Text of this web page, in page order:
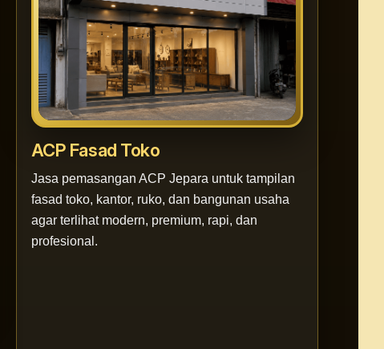
ACP Fasad Toko
Jasa pemasangan ACP Jepara untuk tampilan
fasad toko, kantor, ruko, dan bangunan usaha
agar terlihat modern, premium, rapi, dan
profesional.